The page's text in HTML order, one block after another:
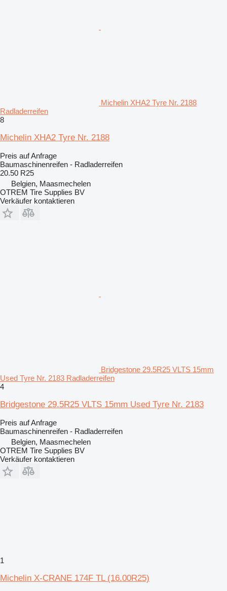
Michelin XHA2 Tyre Nr. 2188
Radladerreifen
8
Michelin XHA2 Tyre Nr. 2188
Preis auf Anfrage
Baumaschinenreifen - Radladerreifen
20.50 R25
Belgien, Maasmechelen
OTREM Tire Supplies BV
Verkäufer kontaktieren
Bridgestone 29.5R25 VLTS 15mm
Used Tyre Nr. 2183 Radladerreifen
4
Bridgestone 29.5R25 VLTS 15mm Used Tyre Nr. 2183
Preis auf Anfrage
Baumaschinenreifen - Radladerreifen
Belgien, Maasmechelen
OTREM Tire Supplies BV
Verkäufer kontaktieren
1
Michelin X-CRANE 174F TL (16.00R25)